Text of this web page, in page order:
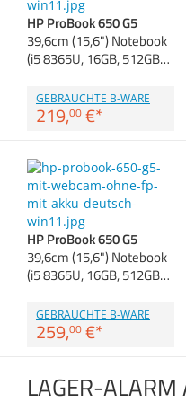
Anmelden
HP ProBook 650 G5
39,6cm (15,6") Notebook
(i5 8365U, 16GB, 512GB…
GEBRAUCHTE B-WARE
219,00 €*
HP ProBook 650 G5
39,6cm (15,6") Notebook
(i5 8365U, 16GB, 512GB…
GEBRAUCHTE B-WARE
259,00 €*
LAGER-ALARM